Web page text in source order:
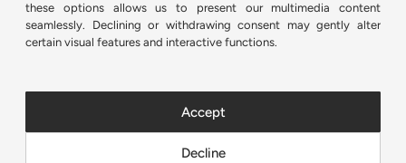
these options allows us to present our multimedia content
seamlessly. Declining or withdrawing consent may gently alter
certain visual features and interactive functions.
Accept
Decline